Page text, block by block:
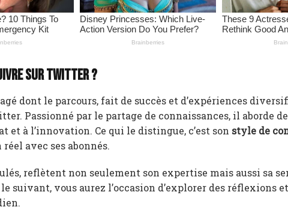
sur Twitter ?
dont le parcours, fait de succès et d’expériences
Passionné par le partage de connaissances, il aborde
à l’innovation. Ce qui le distingue, c’est son style de
avec ses abonnés.
reflètent non seulement son expertise mais aussi sa
suivant, vous aurez l’occasion d’explorer des réflexions